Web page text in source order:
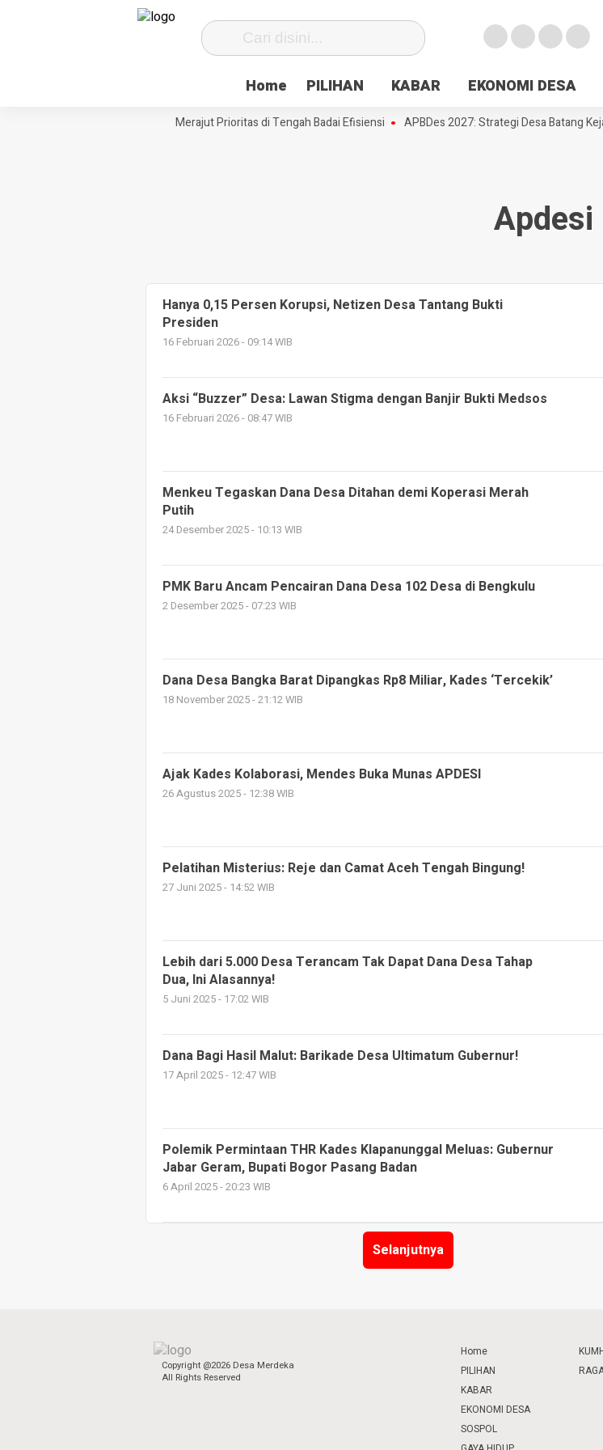
Home PILIHAN KABAR EKONOMI DESA
Siasat Desa Paenre Lompoe Merajut Prioritas di Tengah Badai Efisiensi APBDes 2027: Strategi Desa Batang
Apdesi
Hanya 0,15 Persen Korupsi, Netizen Desa Tantang Bukti
Presiden
16 Februari 2026 - 09:14 WIB
Aksi “Buzzer” Desa: Lawan Stigma dengan Banjir Bukti Medsos
16 Februari 2026 - 08:47 WIB
Menkeu Tegaskan Dana Desa Ditahan demi Koperasi Merah
Putih
24 Desember 2025 - 10:13 WIB
PMK Baru Ancam Pencairan Dana Desa 102 Desa di Bengkulu
2 Desember 2025 - 07:23 WIB
Dana Desa Bangka Barat Dipangkas Rp8 Miliar, Kades ‘Tercekik’
18 November 2025 - 21:12 WIB
Ajak Kades Kolaborasi, Mendes Buka Munas APDESI
26 Agustus 2025 - 12:38 WIB
Pelatihan Misterius: Reje dan Camat Aceh Tengah Bingung!
27 Juni 2025 - 14:52 WIB
Lebih dari 5.000 Desa Terancam Tak Dapat Dana Desa Tahap
Dua, Ini Alasannya!
5 Juni 2025 - 17:02 WIB
Dana Bagi Hasil Malut: Barikade Desa Ultimatum Gubernur!
17 April 2025 - 12:47 WIB
Polemik Permintaan THR Kades Klapanunggal Meluas: Gubernur
Jabar Geram, Bupati Bogor Pasang Badan
6 April 2025 - 20:23 WIB
Selanjutnya
Copyright @2026 Desa Merdeka
All Rights Reserved
Home
PILIHAN
KABAR
EKONOMI DESA
SOSPOL